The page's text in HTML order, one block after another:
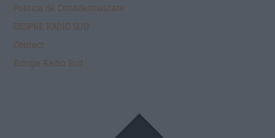
Politica de Confidentialitate
DESPRE RADIO SUD
Contact
Echipa Radio Sud